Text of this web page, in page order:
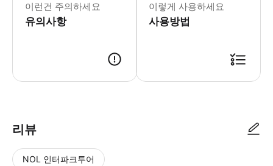
이런건 주의하세요
유의사항
이렇게 사용하세요
사용방법
리뷰
NOL 인터파크투어